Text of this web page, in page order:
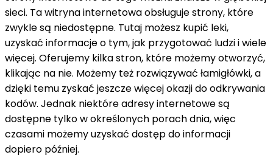
sieci. Ta witryna internetowa obsługuje strony, które
zwykle są niedostępne. Tutaj możesz kupić leki,
uzyskać informacje o tym, jak przygotować ludzi i wiele
więcej. Oferujemy kilka stron, które możemy otworzyć,
klikając na nie. Możemy też rozwiązywać łamigłówki, a
dzięki temu zyskać jeszcze więcej okazji do odkrywania
kodów. Jednak niektóre adresy internetowe są
dostępne tylko w określonych porach dnia, więc
czasami możemy uzyskać dostęp do informacji
dopiero później.